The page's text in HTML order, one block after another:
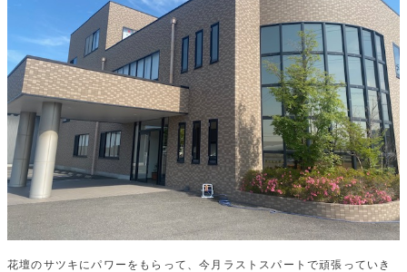
花壇のサツキにパワーをもらって、今月ラストスパートで頑張っていき